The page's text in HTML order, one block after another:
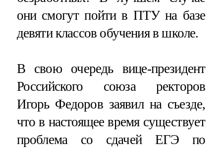
они смогут пойти в ПТУ на базе
девяти классов обучения в школе.
В свою очередь вице-президент
Российского союза ректоров
Игорь Федоров заявил на съезде,
что в настоящее время существует
проблема со сдачей ЕГЭ по